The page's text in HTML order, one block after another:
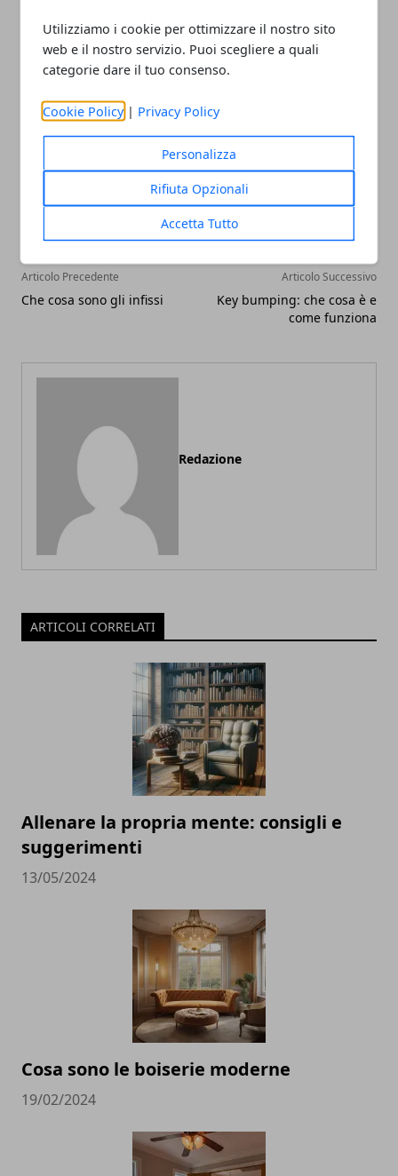
Utilizziamo i cookie per ottimizzare il nostro sito
web e il nostro servizio. Puoi scegliere a quali
categorie dare il tuo consenso.
Cookie Policy | Privacy Policy
Personalizza
Rifiuta Opzionali
Accetta Tutto
aggiuntive in caso di spese extra come
l’assicurazione o la conservazione del pacco.
Whatsapp
Articolo Precedente
Che cosa sono gli infissi
Articolo Successivo
Key bumping: che cosa è e
come funziona
Redazione
ARTICOLI CORRELATI
Allenare la propria mente: consigli e
suggerimenti
13/05/2024
Cosa sono le boiserie moderne
19/02/2024